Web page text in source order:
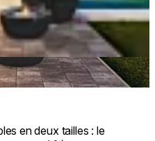
en deux tailles : le